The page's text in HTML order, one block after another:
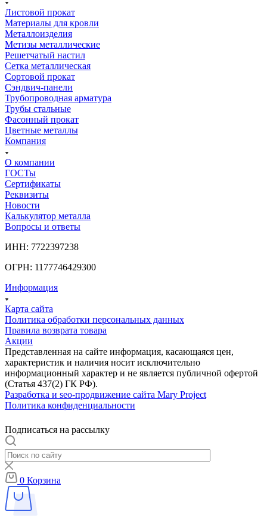
Листовой прокат
Материалы для кровли
Металлоизделия
Метизы металлические
Решетчатый настил
Сетка металлическая
Сортовой прокат
Сэндвич-панели
Трубопроводная арматура
Трубы стальные
Фасонный прокат
Цветные металлы
Компания
О компании
ГОСТы
Сертификаты
Реквизиты
Новости
Калькулятор металла
Вопросы и ответы
ИНН: 7722397238
ОГРН: 1177746429300
Информация
Карта сайта
Политика обработки персональных данных
Правила возврата товара
Акции
Представленная на сайте информация, касающаяся цен,
характеристик и наличия носит исключительно
информационный характер и не является публичной офертой
(Статья 437(2) ГК РФ).
Разработка и seo-продвижение сайта Mary Project
Политика конфиденциальности
Подписаться на рассылку
0 Корзина